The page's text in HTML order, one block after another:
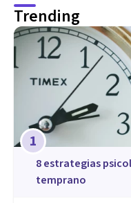
Trending
1
8 estrategias
temprano